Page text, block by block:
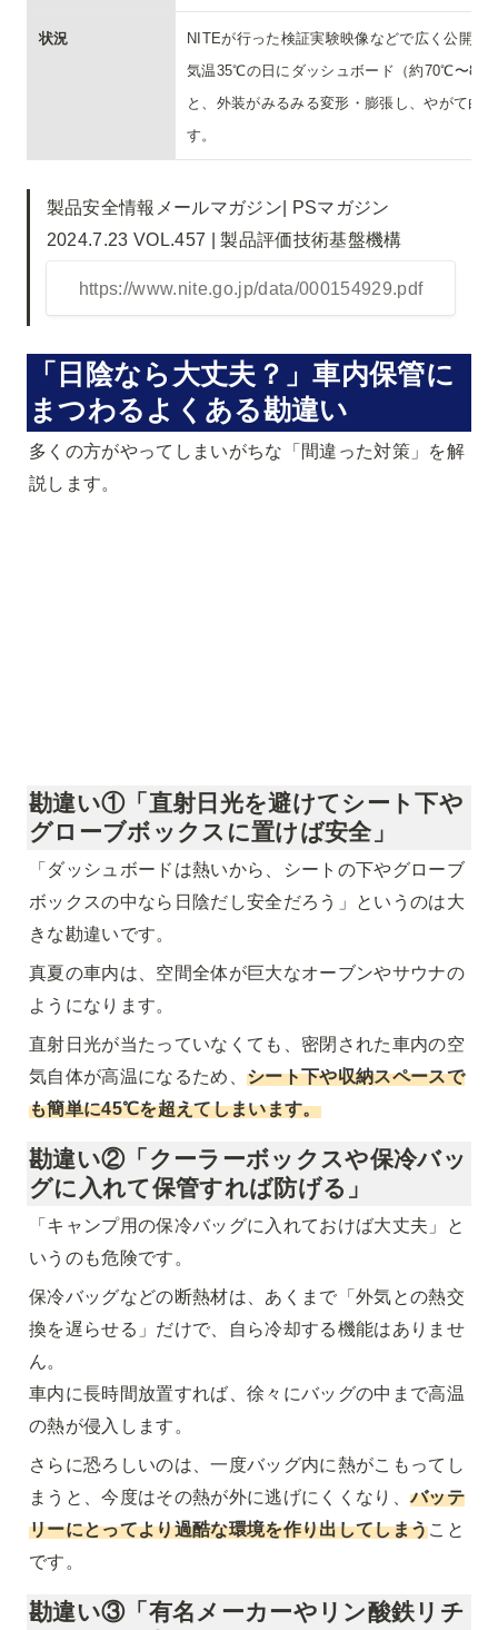
状況
NITEが行った検証実験映像などで広く公開さ
気温35℃の日にダッシュボード（約70℃〜
と、外装がみるみる変形・膨張し、やがて白
す。
製品安全情報メールマガジン| PSマガジン
https://www.nite.go.jp/data/000154929.pdf
「日陰なら大丈夫？」車内保管に
まつわるよくある勘違い
多くの方がやってしまいがちな「間違った対策」を解
説します。
勘違い①「直射日光を避けてシート下や
グローブボックスに置けば安全」
「ダッシュボードは熱いから、シートの下やグローブ
ボックスの中なら日陰だし安全だろう」というのは大
きな勘違いです。
真夏の車内は、空間全体が巨大なオーブンやサウナの
ようになります。
直射日光が当たっていなくても、密閉された車内の空
気自体が高温になるため、 シート下や収納スペースで
も簡単に45℃を超えてしまいます。
勘違い②「クーラーボックスや保冷バッ
グに入れて保管すれば防げる」
「キャンプ用の保冷バッグに入れておけば大丈夫」と
いうのも危険です。
保冷バッグなどの断熱材は、あくまで「外気との熱交
換を遅らせる」だけで、自ら冷却する機能はありませ
ん。
車内に長時間放置すれば、徐々にバッグの中まで高温
の熱が侵入します。
さらに恐ろしいのは、一度バッグ内に熱がこもってし
まうと、今度はその熱が外に逃げにくくなり、バッテ
リーにとってより過酷な環境を作り出してしまうこと
です。
勘違い③「有名メーカーやリン酸鉄リチ